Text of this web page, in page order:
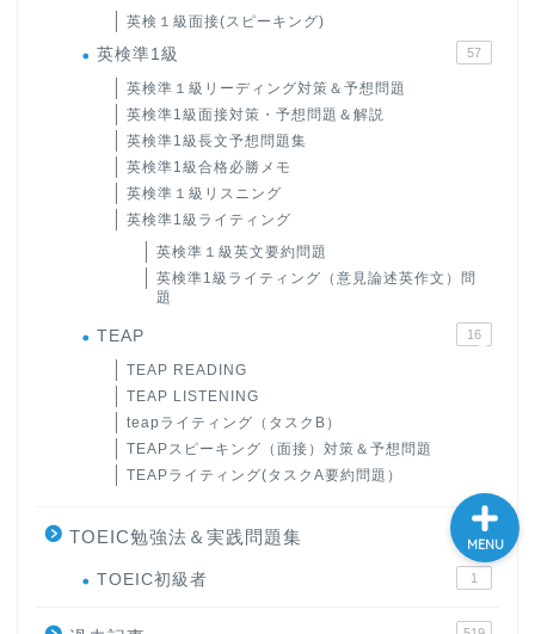
英検１級面接(スピーキング)
英検準1級 57
英検準１級リーディング対策＆予想問題
英検準1級面接対策・予想問題＆解説
英検準1級長文予想問題集
英検準1級合格必勝メモ
英検準１級リスニング
英検準1級ライティング
英検準１級英文要約問題
英検準1級ライティング（意見論述英作文）問
題
TEAP 16
TEAP READING
TEAP LISTENING
teapライティング（タスクB）
TEAPスピーキング（面接）対策＆予想問題
TEAPライティング(タスクA要約問題）
TOEIC勉強法＆実践問題集
TOEIC初級者 1
MENU
大学入試英語対策講座
英語名言・格言・カッコい
い英語＆素敵な英文フレー